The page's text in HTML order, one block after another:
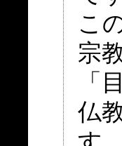
こ
宗
「
仏